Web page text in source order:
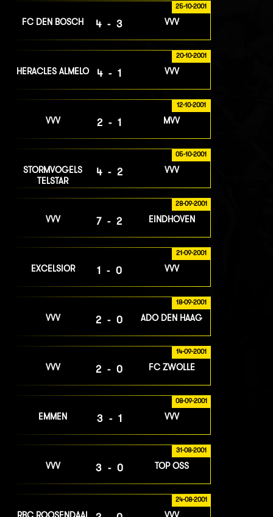
25-10-2001
FC DEN BOSCH 4-3 VVV
20-10-2001
HERACLES ALMELO 4-1 VVV
12-10-2001
VVV 2-1 MVV
05-10-2001
STORMVOGELS
TELSTAR
4-2 VVV
28-09-2001
VVV 7-2 EINDHOVEN
21-09-2001
EXCELSIOR 1-0 VVV
18-09-2001
VVV 2-0 ADO DEN HAAG
14-09-2001
VVV 2-0 FC ZWOLLE
08-09-2001
EMMEN 3-1 VVV
31-08-2001
VVV 3-0 TOP OSS
24-08-2001